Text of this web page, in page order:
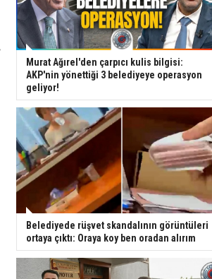
Murat Ağırel'den çarpıcı kulis bilgisi:
AKP'nin yönettiği 3 belediyeye operasyon
geliyor!
Belediyede rüşvet skandalının görüntüleri
ortaya çıktı: Oraya koy ben oradan alırım